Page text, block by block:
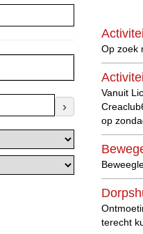
›
Op zoek
Vanuit
op
terecht